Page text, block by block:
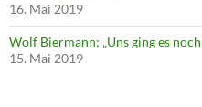
16. Mai 2019
Wolf Biermann: „Uns ging es
15. Mai 2019